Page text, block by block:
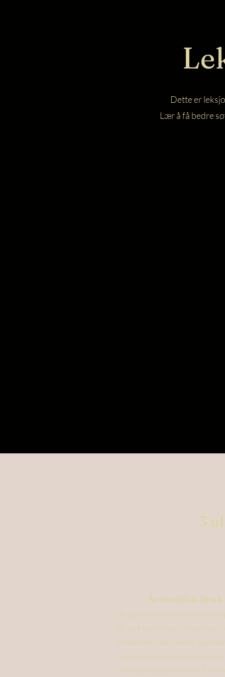
Dette er
Lær å få bedre
3
Aromatisk bruk
Når du lukter inn den eteriske
du noe som heter luktenerve
nesebeinet. Den sender
til det limbiske delen av hjernen
sendes signaler videre ut til